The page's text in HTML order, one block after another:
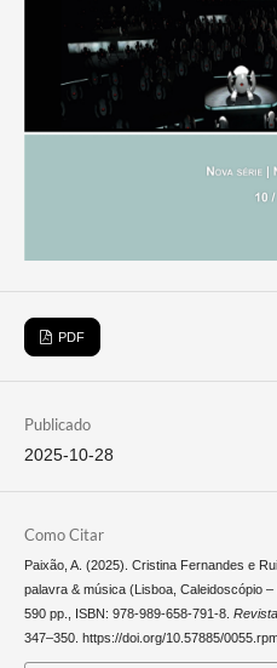
PDF
Publicado
2025-10-28
Como Citar
Paixão, A. (2025). Cristina Fernandes e
palavra & música (Lisboa, Caleidoscópio
590 pp., ISBN: 978-989-658-791-8.
347–350. https://doi.org/10.57885/